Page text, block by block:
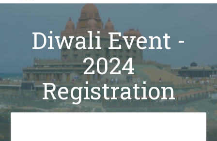
Diwali Event -
2024
Registration